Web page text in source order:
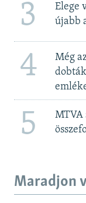
3
Elege
újabb
4
Még
5
MTVA
Maradjon